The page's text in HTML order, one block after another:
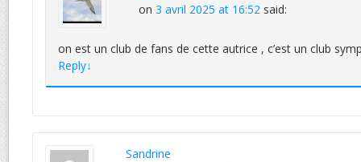
on 3 avril 2025 at 16:52 said:
on est un club de fans de cette autrice , c’est un club
Reply↓
Sandrine